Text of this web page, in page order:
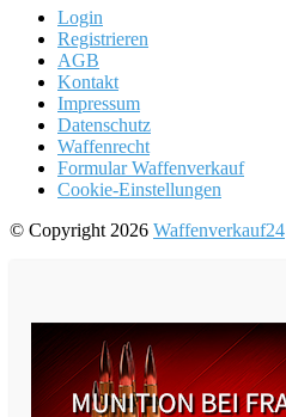
Login
Registrieren
AGB
Kontakt
Impressum
Datenschutz
Waffenrecht
Formular Waffenverkauf
Cookie-Einstellungen
© Copyright 2026 Waffenverkauf24